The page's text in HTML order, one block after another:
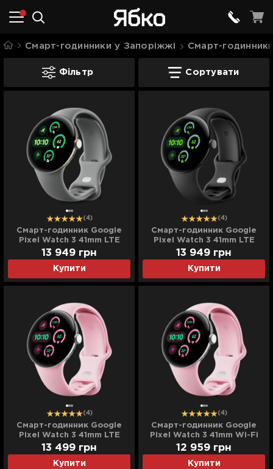
Смарт-годинники у Запоріжжі Смарт-
Смарт-годинники Google Pixel Watch 3
Фільтр Сортувати
(4)
Cмарт-годинник Google
Pixel Watch 3 41mm LTE
Champagne Gold Aluminum
Case/Hazel Active Band
Купити
13 949 грн
(4)
Cмарт-годинник Google
Pixel Watch 3 41mm LTE
Matte Black Aluminum
Case/Obsidian Active Band
Купити
13 949 грн
(4)
Cмарт-годинник Google
Pixel Watch 3 41mm LTE
Polished Silver Aluminum
Case/Rose Quartz Active
Band
Купити
13 499 грн
(4)
Cмарт-годинник Google
Pixel Watch 3 41mm Wi-Fi
Polished Silver Aluminum
Case/Rose Quartz Active
Band
Купити
12 959 грн